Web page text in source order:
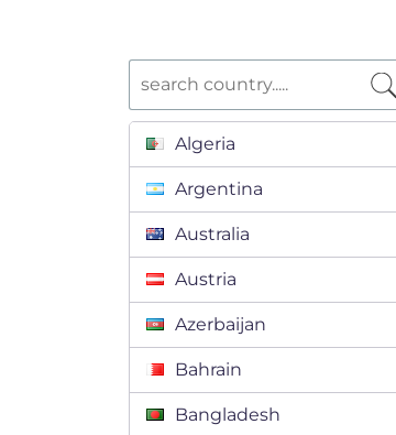
Algeria
Argentina
Australia
Austria
Azerbaijan
Bahrain
Bangladesh